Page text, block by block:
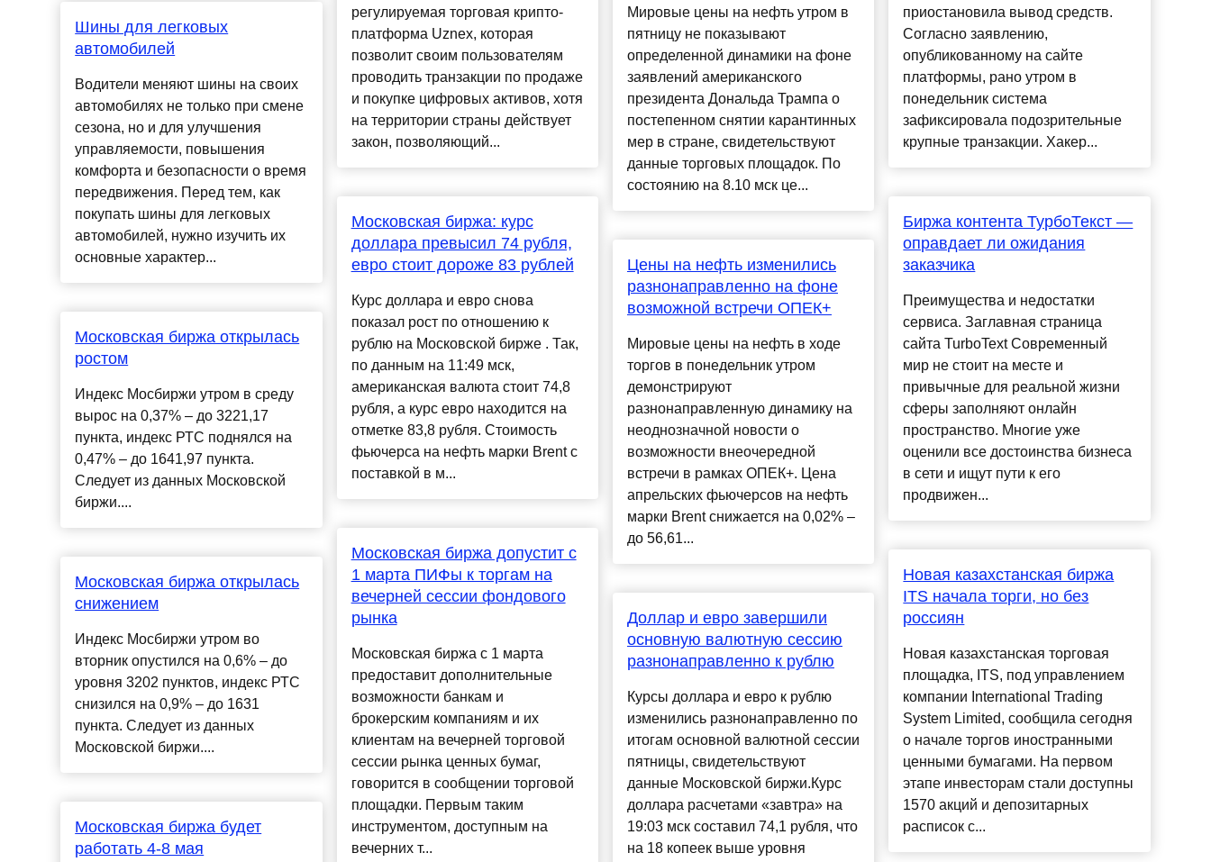
Шины для легковых
автомобилей
Водители меняют шины на своих
автомобилях не только при смене
сезона, но и для улучшения
управляемости, повышения
комфорта и безопасности о время
передвижения. Перед тем, как
покупать шины для легковых
автомобилей, нужно изучить их
основные характер...
Московская биржа открылась
ростом
Индекс Мосбиржи утром в среду
вырос на 0,37% – до 3221,17
пункта, индекс РТС поднялся на
0,47% – до 1641,97 пункта.
Следует из данных Московской
биржи....
Московская биржа открылась
снижением
Индекс Мосбиржи утром во
вторник опустился на 0,6% – до
уровня 3202 пунктов, индекс РТС
снизился на 0,9% – до 1631
пункта. Следует из данных
Московской биржи....
Московская биржа будет
работать 4-8 мая
регулируемая торговая крипто-
платформа Uznex, которая
позволит своим пользователям
проводить транзакции по продаже
и покупке цифровых активов, хотя
на территории страны действует
закон, позволяющий...
Московская биржа: курс
доллара превысил 74 рубля,
евро стоит дороже 83 рублей
Курс доллара и евро снова
показал рост по отношению к
рублю на Московской бирже . Так,
по данным на 11:49 мск,
американская валюта стоит 74,8
рубля, а курс евро находится на
отметке 83,8 рубля. Стоимость
фьючерса на нефть марки Brent с
поставкой в м...
Московская биржа допустит с
1 марта ПИФы к торгам на
вечерней сессии фондового
рынка
Московская биржа с 1 марта
предоставит дополнительные
возможности банкам и
брокерским компаниям и их
клиентам на вечерней торговой
сессии рынка ценных бумаг,
говорится в сообщении торговой
площадки. Первым таким
инструментом, доступным на
вечерних т...
Мировые цены на нефть утром в
пятницу не показывают
определенной динамики на фоне
заявлений американского
президента Дональда Трампа о
постепенном снятии карантинных
мер в стране, свидетельствуют
данные торговых площадок. По
состоянию на 8.10 мск це...
Цены на нефть изменились
разнонаправленно на фоне
возможной встречи ОПЕК+
Мировые цены на нефть в ходе
торгов в понедельник утром
демонстрируют
разнонаправленную динамику на
неоднозначной новости о
возможности внеочередной
встречи в рамках ОПЕК+. Цена
апрельских фьючерсов на нефть
марки Brent снижается на 0,02% –
до 56,61...
​Доллар и евро завершили
основную валютную сессию
разнонаправленно к рублю
Курсы доллара и евро к рублю
изменились разнонаправленно по
итогам основной валютной сессии
пятницы, свидетельствуют
данные Московской биржи.Курс
доллара расчетами «завтра» на
19:03 мск составил 74,1 рубля, что
на 18 копеек выше уровня
приостановила вывод средств.
Согласно заявлению,
опубликованному на сайте
платформы, рано утром в
понедельник система
зафиксировала подозрительные
крупные транзакции. Хакер...
Биржа контента ТурбоТекст —
оправдает ли ожидания
заказчика
Преимущества и недостатки
сервиса. Заглавная страница
сайта TurboText Современный
мир не стоит на месте и
привычные для реальной жизни
сферы заполняют онлайн
пространство. Многие уже
оценили все достоинства бизнеса
в сети и ищут пути к его
продвижен...
Новая казахстанская биржа
ITS начала торги, но без
россиян
Новая казахстанская торговая
площадка, ITS, под управлением
компании International Trading
System Limited, сообщила сегодня
о начале торгов иностранными
ценными бумагами. На первом
этапе инвесторам стали доступны
1570 акций и депозитарных
расписок с...